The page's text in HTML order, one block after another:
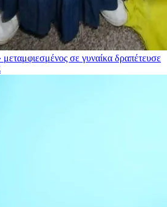
σε γυναίκα δραπέτευσε